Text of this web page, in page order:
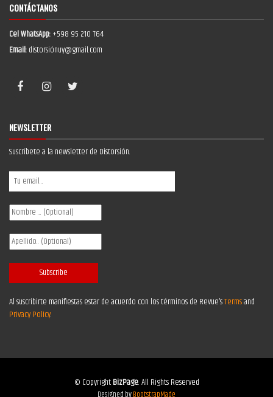
CONTÁCTANOS
Cel WhatsApp:+598 95 210 764
Email:distorsiónuy@gmail.com
NEWSLETTER
Suscríbete a la newsletter de Distorsión.
Al suscribirte manifiestas estar de acuerdo con los términos de Revue’sTermsand
Privacy Policy.
© CopyrightBizPage. All Rights Reserved
Designed byBootstrapMade